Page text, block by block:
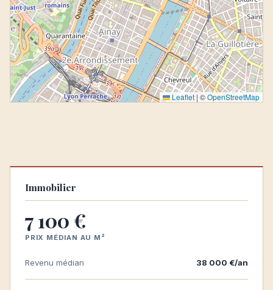
Leaflet | ©OpenStreetMap
Immobilier
7 100 €
PRIX MÉDIAN AU M²
Revenu médian 38 000 €/an